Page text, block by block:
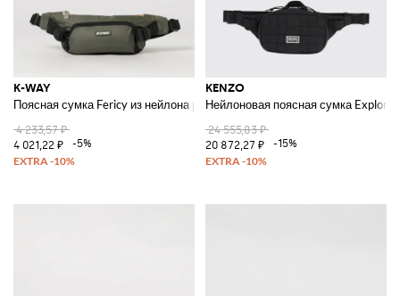
K-WAY
Поясная сумка Fericy из нейлона рипстоп
4 233,57 ₽
4 021,22 ₽
-5%
KENZO
Нейлоновая поясная сумка
24 555,83 ₽
20 872,27 ₽
-15%